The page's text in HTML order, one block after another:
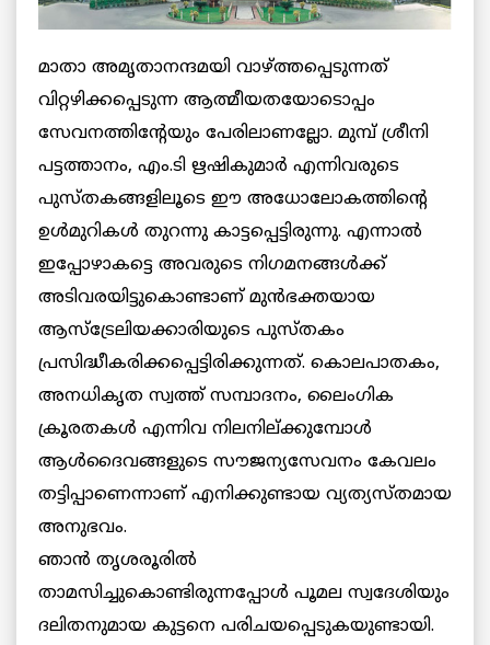
മാതാ അമൃതാനന്ദമയി വാഴ്ത്തപ്പെടുന്നത്
വിറ്റഴിക്കപ്പെടുന്ന ആത്മീയതയോടൊപ്പം
സേവനത്തിന്റേയും പേരിലാണല്ലോ. മുമ്പ് ശ്രീനി
പട്ടത്താനം, എം.ടി ഋഷികുമാര്‍ എന്നിവരുടെ
പുസ്തകങ്ങളിലൂടെ ഈ അധോലോകത്തിന്റെ
ഉള്‍മുറികള്‍ തുറന്നു കാട്ടപ്പെട്ടിരുന്നു. എന്നാല്‍
ഇപ്പോഴാകട്ടെ അവരുടെ നിഗമനങ്ങള്‍ക്ക്
അടിവരയിട്ടുകൊണ്ടാണ് മുന്‍ഭക്തയായ
ആസ്‌ട്രേലിയക്കാരിയുടെ പുസ്തകം
പ്രസിദ്ധീകരിക്കപ്പെട്ടിരിക്കുന്നത്. കൊലപാതകം,
അനധികൃത സ്വത്ത് സമ്പാദനം, ലൈംഗിക
ക്രൂരതകള്‍ എന്നിവ നിലനില്ക്കുമ്പോള്‍
ആള്‍ദൈവങ്ങളുടെ സൗജന്യസേവനം കേവലം
തട്ടിപ്പാണെന്നാണ് എനിക്കുണ്ടായ വ്യത്യസ്തമായ
അനുഭവം.
ഞാന്‍ തൃശരൂരില്‍
താമസിച്ചുകൊണ്ടിരുന്നപ്പോള്‍ പൂമല സ്വദേശിയും
ദലിതനുമായ കുട്ടനെ പരിചയപ്പെടുകയുണ്ടായി.